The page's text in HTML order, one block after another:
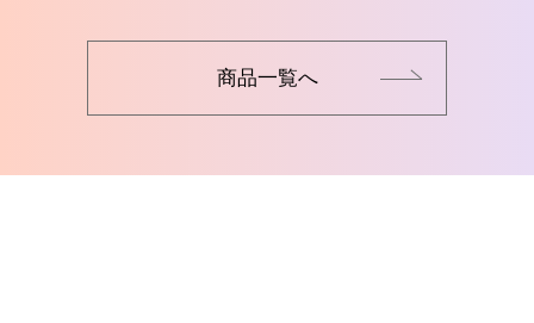
商品一覧へ